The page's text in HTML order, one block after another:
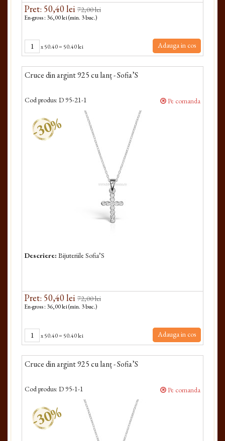
Pret: 50,40 lei 72,00 lei
En-gross : 36,00 lei (min. 3 buc.)
x50.40= 50.40 lei Adauga in cos
Cruce din argint 925 cu lanț - Sofia’S
Cod produs: D 95-21-1 Pe comanda
-30%
Descriere: Bijuteriile Sofia’S
Pret: 50,40 lei 72,00 lei
En-gross : 36,00 lei (min. 3 buc.)
x50.40= 50.40 lei Adauga in cos
Cruce din argint 925 cu lanț - Sofia’S
Cod produs: D 95-1-1 Pe comanda
-30%